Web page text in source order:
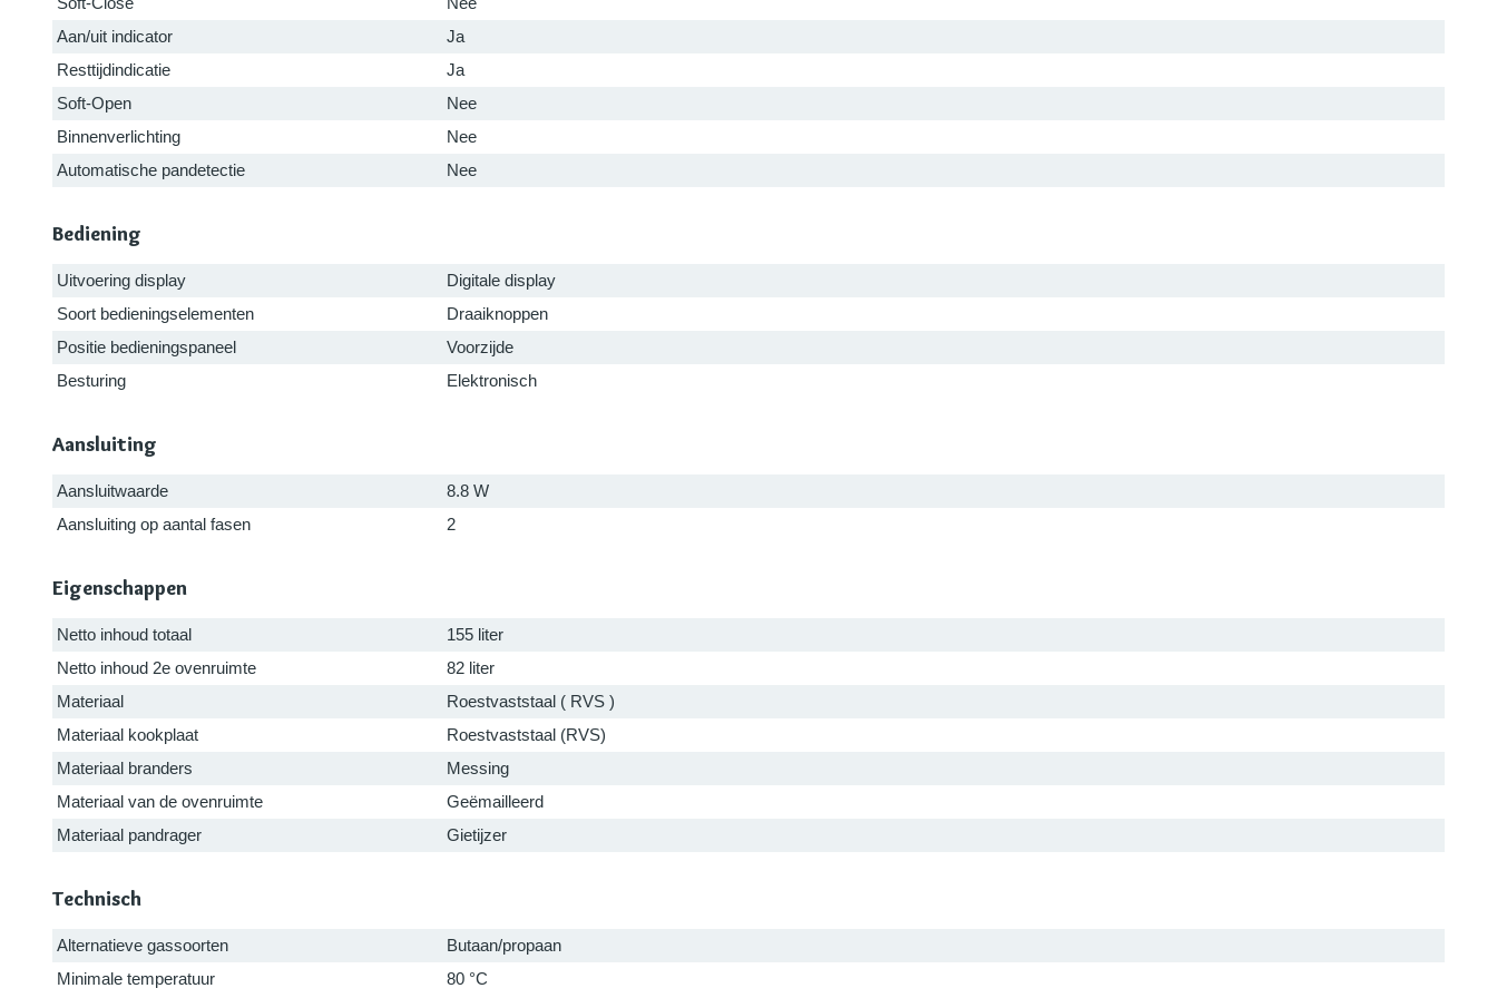
Aan/uit indicator
Ja
Resttijdindicatie
Ja
Soft-Open
Nee
Binnenverlichting
Nee
Automatische pandetectie
Nee
Bediening
Uitvoering display
Digitale display
Soort bedieningselementen
Draaiknoppen
Positie bedieningspaneel
Voorzijde
Besturing
Elektronisch
Aansluiting
Aansluitwaarde
8.8 W
Aansluiting op aantal fasen
2
Eigenschappen
Netto inhoud totaal
155 liter
Netto inhoud 2e ovenruimte
82 liter
Materiaal
Roestvaststaal ( RVS )
Materiaal kookplaat
Roestvaststaal (RVS)
Materiaal branders
Messing
Materiaal van de ovenruimte
Geëmailleerd
Materiaal pandrager
Gietijzer
Technisch
Alternatieve gassoorten
Butaan/propaan
Minimale temperatuur
80 °C